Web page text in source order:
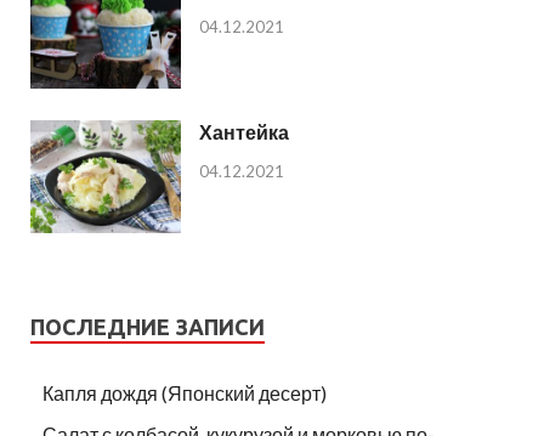
04.12.2021
Хантейка
04.12.2021
ПОСЛЕДНИЕ ЗАПИСИ
Капля дождя (Японский десерт)